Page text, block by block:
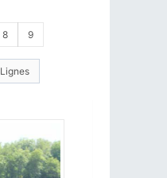
8 9
Lignes